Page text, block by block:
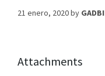
21 enero, 2020by
Attachments